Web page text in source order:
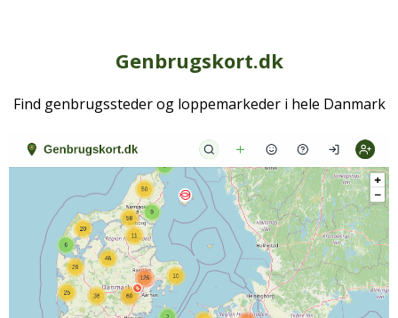
Genbrugskort.dk
Find genbrugssteder og loppemarkeder i hele Danmark